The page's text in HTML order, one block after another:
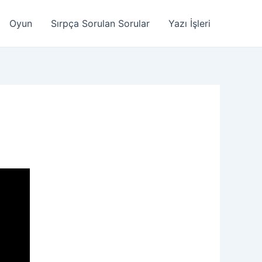
Oyun Sırpça Sorulan Sorular Yazı İşleri